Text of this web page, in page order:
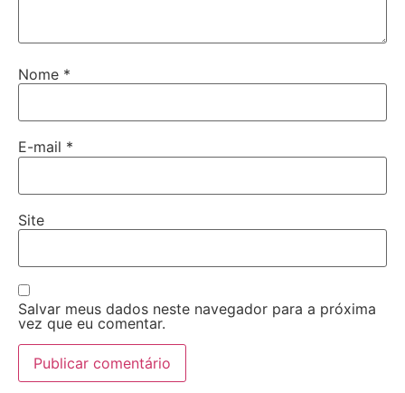
Nome *
E-mail *
Site
Salvar meus dados neste navegador para a próxima
vez que eu comentar.